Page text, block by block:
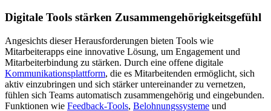
Digitale Tools stärken Zusammengehörigkeitsgefühl
Angesichts dieser Herausforderungen bieten Tools wie
Mitarbeiterapps eine innovative Lösung, um Engagement und
Mitarbeiterbindung zu stärken. Durch eine offene digitale
Kommunikationsplattform, die es Mitarbeitenden ermöglicht, sich
aktiv einzubringen und sich stärker untereinander zu vernetzen,
fühlen sich Teams automatisch zusammengehörig und eingebunden.
Funktionen wie Feedback-Tools, Belohnungssysteme und